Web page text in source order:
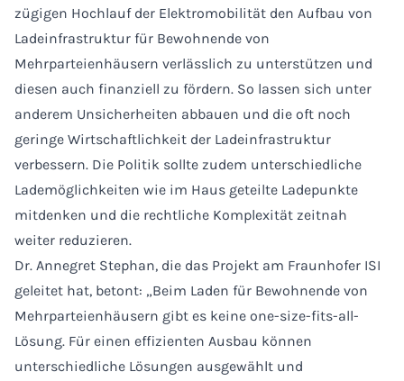
zügigen Hochlauf der Elektromobilität den Aufbau von
Ladeinfrastruktur für Bewohnende von
Mehrparteienhäusern verlässlich zu unterstützen und
diesen auch finanziell zu fördern. So lassen sich unter
anderem Unsicherheiten abbauen und die oft noch
geringe Wirtschaftlichkeit der Ladeinfrastruktur
verbessern. Die Politik sollte zudem unterschiedliche
Lademöglichkeiten wie im Haus geteilte Ladepunkte
mitdenken und die rechtliche Komplexität zeitnah
weiter reduzieren.
Dr. Annegret Stephan, die das Projekt am Fraunhofer ISI
geleitet hat, betont: „Beim Laden für Bewohnende von
Mehrparteienhäusern gibt es keine one-size-fits-all-
Lösung. Für einen effizienten Ausbau können
unterschiedliche Lösungen ausgewählt und